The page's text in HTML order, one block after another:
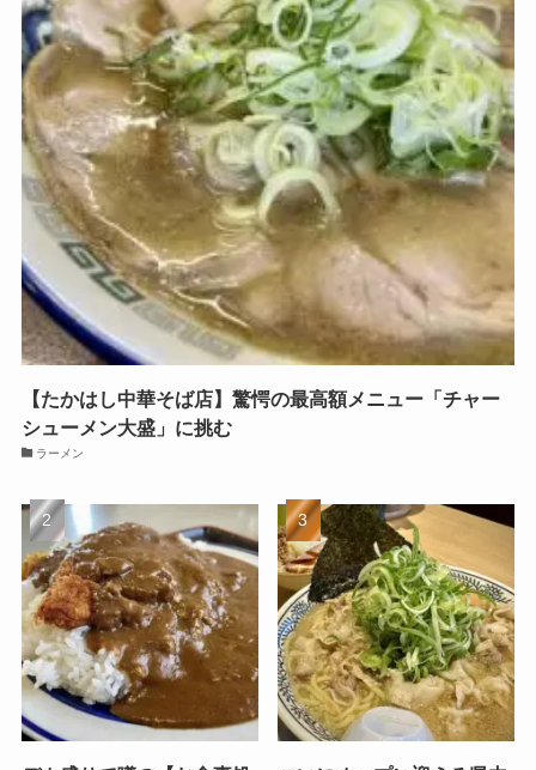
【たかはし中華そば店】驚愕の最高額メニュー「チャー
シューメン大盛」に挑む
ラーメン